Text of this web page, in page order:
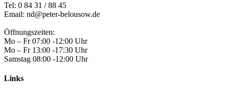
Tel: 0 84 31 / 88 45
Email: nd@peter-belousow.de
Öffnungszeiten:
Mo – Fr 07:00 -12:00 Uhr
Mo – Fr 13:00 -17:30 Uhr
Samstag 08:00 -12:00 Uhr
Links